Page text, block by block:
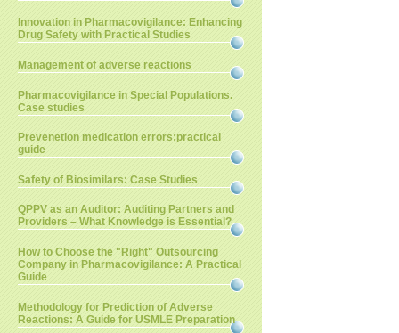
Innovation in Pharmacovigilance: Enhancing
Drug Safety with Practical Studies
Management of adverse reactions
Pharmacovigilance in Special Populations.
Case studies
Prevenetion medication errors:practical
guide
Safety of Biosimilars: Case Studies
QPPV as an Auditor: Auditing Partners and
Providers – What Knowledge is Essential?
How to Choose the "Right" Outsourcing
Company in Pharmacovigilance: A Practical
Guide
Methodology for Prediction of Adverse
Reactions: A Guide for USMLE Preparation